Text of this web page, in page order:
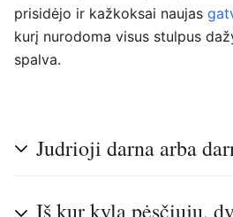
prisidėjo ir kažkoksai naujas
kurį nurodoma visus stulpus
spalva.
Judrioji darna arba
Iš kur kyla pėsčiųjų,